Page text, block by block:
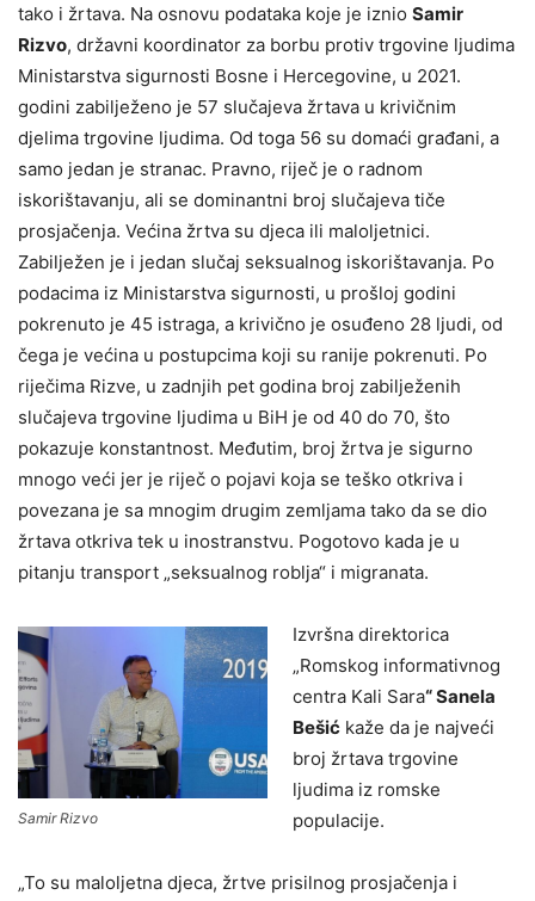
tako i žrtava. Na osnovu podataka koje je iznio Samir
Rizvo, državni koordinator za borbu protiv trgovine ljudima
Ministarstva sigurnosti Bosne i Hercegovine, u 2021.
godini zabilježeno je 57 slučajeva žrtava u krivičnim
djelima trgovine ljudima. Od toga 56 su domaći građani, a
samo jedan je stranac. Pravno, riječ je o radnom
iskorištavanju, ali se dominantni broj slučajeva tiče
prosjačenja. Većina žrtva su djeca ili maloljetnici.
Zabilježen je i jedan slučaj seksualnog iskorištavanja. Po
podacima iz Ministarstva sigurnosti, u prošloj godini
pokrenuto je 45 istraga, a krivično je osuđeno 28 ljudi, od
čega je većina u postupcima koji su ranije pokrenuti. Po
riječima Rizve, u zadnjih pet godina broj zabilježenih
slučajeva trgovine ljudima u BiH je od 40 do 70, što
pokazuje konstantnost. Međutim, broj žrtva je sigurno
mnogo veći jer je riječ o pojavi koja se teško otkriva i
povezana je sa mnogim drugim zemljama tako da se dio
žrtava otkriva tek u inostranstvu. Pogotovo kada je u
pitanju transport „seksualnog roblja“ i migranata.
Samir Rizvo
Izvršna direktorica
„Romskog informativnog
centra Kali Sara“ Sanela
Bešić kaže da je najveći
broj žrtava trgovine
ljudima iz romske
populacije.
„To su maloljetna djeca, žrtve prisilnog prosjačenja i